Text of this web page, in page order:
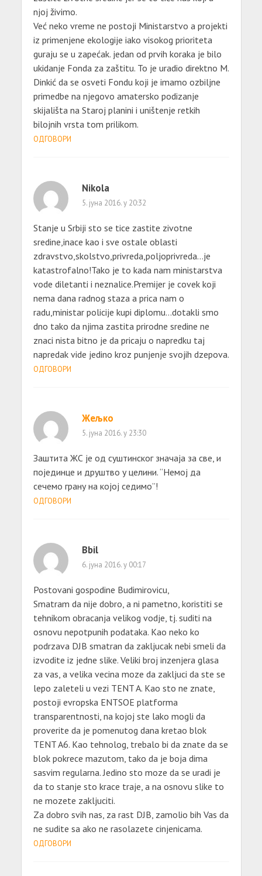
njoj živimo.
Već neko vreme ne postoji Ministarstvo a projekti
iz primenjene ekologije iako visokog prioriteta
guraju se u zapećak. jedan od prvih koraka je bilo
ukidanje Fonda za zaštitu. To je uradio direktno M.
Dinkić da se osveti Fondu koji je imamo ozbiljne
primedbe na njegovo amatersko podizanje
skijališta na Staroj planini i uništenje retkih
bilojnih vrsta tom prilikom.
ОДГОВОРИ
Nikola
5. јуна 2016. у 20:32
Stanje u Srbiji sto se tice zastite zivotne
sredine,inace kao i sve ostale oblasti
zdravstvo,skolstvo,privreda,poljoprivreda…je
katastrofalno!Tako je to kada nam ministarstva
vode diletanti i neznalice.Premijer je covek koji
nema dana radnog staza a prica nam o
radu,ministar policije kupi diplomu…dotakli smo
dno tako da njima zastita prirodne sredine ne
znaci nista bitno je da pricaju o napredku taj
napredak vide jedino kroz punjenje svojih dzepova.
ОДГОВОРИ
Жељко
5. јуна 2016. у 23:30
Заштита ЖС је од суштинског значаја за све, и
појединце и друштво у целини. “Немој да
сечемо грану на којој седимо”!
ОДГОВОРИ
Bbil
6. јуна 2016. у 00:17
Postovani gospodine Budimirovicu,
Smatram da nije dobro, a ni pametno, koristiti se
tehnikom obracanja velikog vodje, tj. suditi na
osnovu nepotpunih podataka. Kao neko ko
podrzava DJB smatran da zakljucak nebi smeli da
izvodite iz jedne slike. Veliki broj inzenjera glasa
za vas, a velika vecina moze da zakljuci da ste se
lepo zaleteli u vezi TENT A. Kao sto ne znate,
postoji evropska ENTSOE platforma
transparentnosti, na kojoj ste lako mogli da
proverite da je pomenutog dana kretao blok
TENT A6. Kao tehnolog, trebalo bi da znate da se
blok pokrece mazutom, tako da je boja dima
sasvim regularna. Jedino sto moze da se uradi je
da to stanje sto krace traje, a na osnovu slike to
ne mozete zakljuciti.
Za dobro svih nas, za rast DJB, zamolio bih Vas da
ne sudite sa ako ne rasolazete cinjenicama.
ОДГОВОРИ